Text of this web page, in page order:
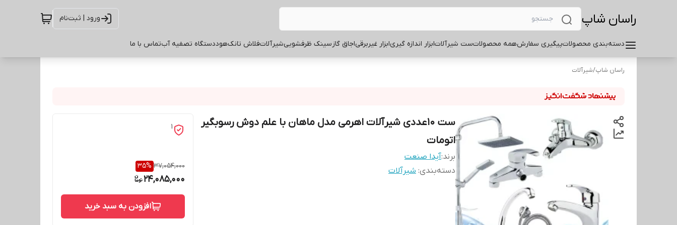
راسان شاپ ورود | ثبت‌نام
دسته‌بندی محصولاتپیگیری سفارشهمه محصولاتست شیرآلاتابزار اندازه گیریابزار غیربرقیاجاق گازسینک ظرفشوییشیرآلاتفلاش تانکهوددستگاه تصفیه آبتماس با ما
راسان شاپ/شیرآلات
ست 10عددی شیرآلات اهرمی مدل ماهان با علم دوش رسوبگیر
اتومات
برند:آیدا صنعت
دسته‌بندی: شیرآلات
1
37,054,000
35%
24,085,000
افزودن به سبد خرید